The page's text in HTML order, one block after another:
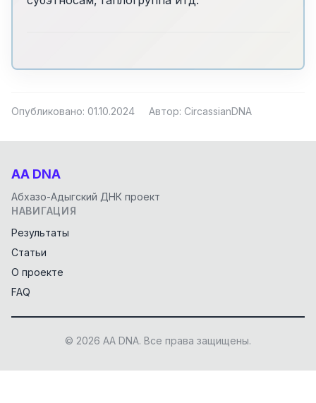
Опубликовано: 01.10.2024 Автор: CircassianDNA
AA DNA
Абхазо-Адыгский ДНК проект
НАВИГАЦИЯ
Результаты
Статьи
О проекте
FAQ
© 2026 AA DNA. Все права защищены.